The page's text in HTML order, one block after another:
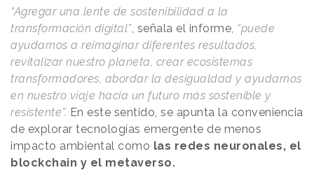
“Agregar una lente de sostenibilidad a la
transformación digital”, señala el informe, “puede
ayudarnos a reimaginar diferentes resultados,
revitalizar nuestro planeta, crear ecosistemas
transformadores, abordar la desigualdad y ayudarnos
en nuestro viaje hacia un futuro más sostenible y
resistente”. En este sentido, se apunta la conveniencia
de explorar tecnologías emergente de menos
impacto ambiental como las redes neuronales, el
blockchain y el metaverso.